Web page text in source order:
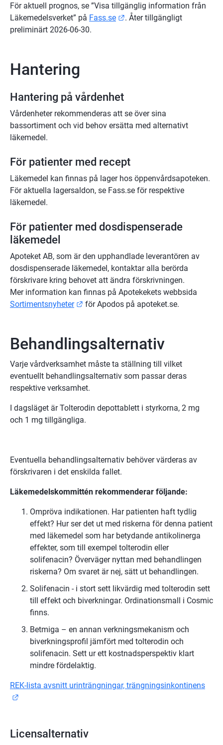
För aktuell prognos, se ”Visa tillgänglig information från
Läkemedelsverket” på Fass.se Länk till annan webbplats.
. Åter tillgängligt
preliminärt 2026-06-30.
Hantering
Hantering på vårdenhet
Vårdenheter rekommenderas att se över sina
bassortiment och vid behov ersätta med alternativt
läkemedel.
För patienter med recept
Läkemedel kan finnas på lager hos öppenvårdsapoteken.
För aktuella lagersaldon, se Fass.se för respektive
läkemedel.
För patienter med dosdispenserade
läkemedel
Apoteket AB, som är den upphandlade leverantören av
dosdispenserade läkemedel, kontaktar alla berörda
förskrivare kring behovet att ändra förskrivningen.
Sortimentsnyheter
Länk till annan webbplats.
för Apodos på apoteket.se.
Behandlingsalternativ
Varje vårdverksamhet måste ta ställning till vilket
eventuellt behandlingsalternativ som passar deras
respektive verksamhet.
I dagsläget är Tolterodin depottablett i styrkorna, 2 mg
och 1 mg tillgängliga.
Eventuella behandlingsalternativ behöver värderas av
förskrivaren i det enskilda fallet.
Läkemedelskommittén rekommenderar följande:
Ompröva indikationen. Har patienten haft tydlig
effekt? Hur ser det ut med riskerna för denna patient
med läkemedel som har betydande antikolinerga
effekter, som till exempel tolterodin eller
solifenacin? Överväger nyttan med behandlingen
riskerna? Om svaret är nej, sätt ut behandlingen.
Solifenacin - i stort sett likvärdig med tolterodin sett
till effekt och biverkningar. Ordinationsmall i Cosmic
finns.
Betmiga – en annan verkningsmekanism och
biverkningsprofil jämfört med tolterodin och
solifenacin. Sett ur ett kostnadsperspektiv klart
mindre fördelaktig.
REK-lista avsnitt urinträngningar, trängningsinkontinens
Licensalternativ